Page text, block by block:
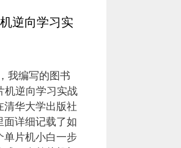
逆向学习实
我编写的图书
机逆向学习实战
清华大学出版社
面详细记载了如
单片机小白一步